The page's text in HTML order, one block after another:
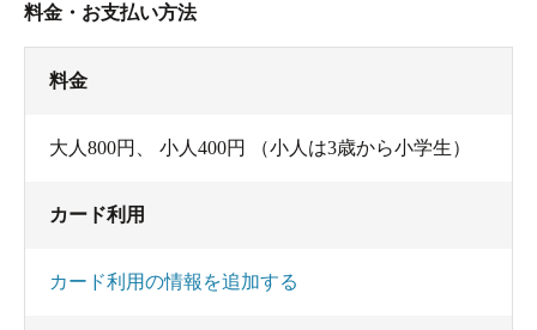
料金・お支払い方法
料金
大人800円、 小人400円 （小人は3歳から小学生）
カード利用
カード利用の情報を追加する